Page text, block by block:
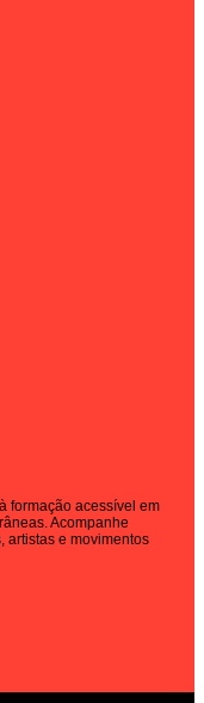
formação acessível em
Acompanhe
artistas e movimentos